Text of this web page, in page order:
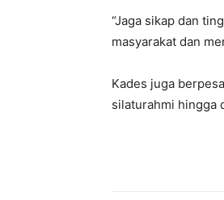
“Jaga sikap dan
masyarakat dan
Kades juga
silaturahmi hingga